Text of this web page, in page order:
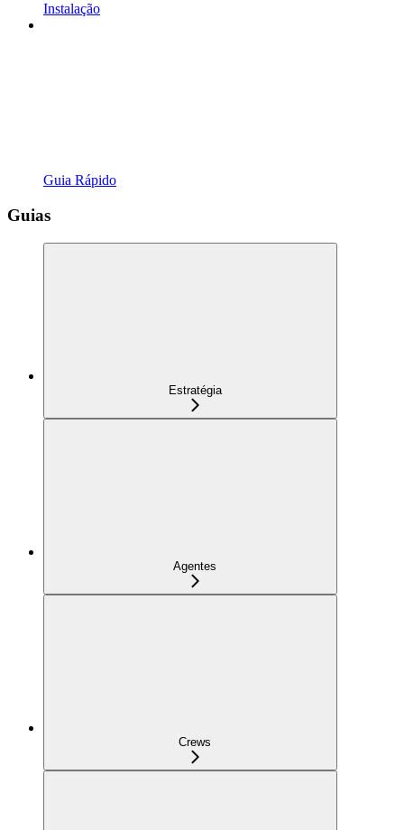
Instalação
Guia Rápido
Guias
Estratégia
Agentes
Crews